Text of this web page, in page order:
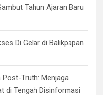
Tahun Ajaran Baru
Di Gelar di Balikpapan
Post-Truth: Menjaga
di Tengah Disinformasi